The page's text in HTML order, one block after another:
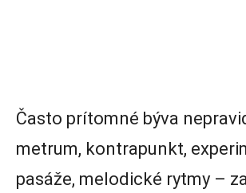
Často prítomné býva
metrum, kontrapunkt,
pasáže, melodické rytmy –